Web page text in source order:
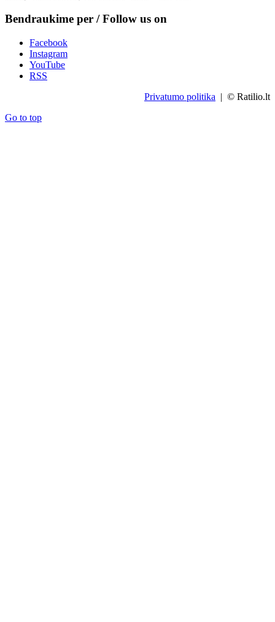
Bendraukime per / Follow us on
Facebook
Instagram
YouTube
RSS
Privatumo politika | © Ratilio.lt
Go to top